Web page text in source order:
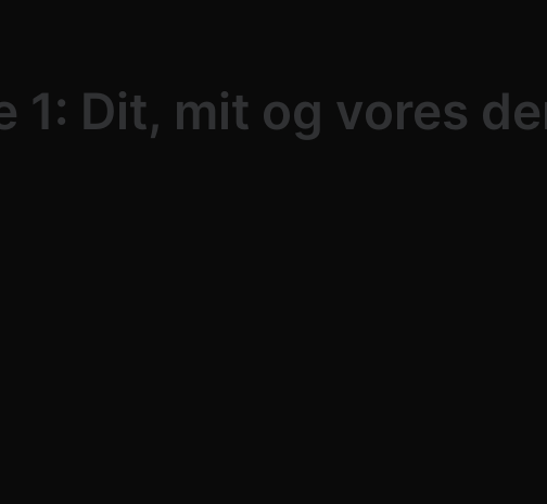
1: Dit, mit og vores